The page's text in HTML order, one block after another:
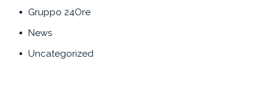
Gruppo 24Ore
News
Uncategorized